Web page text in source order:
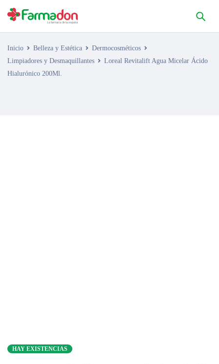
Inicio Belleza y Estética
Dermocosméticos
Limpiadores y Desmaquillantes
Loreal Revitalift Agua Micelar Ácido
Hialurónico 200Ml.
HAY EXISTENCIAS